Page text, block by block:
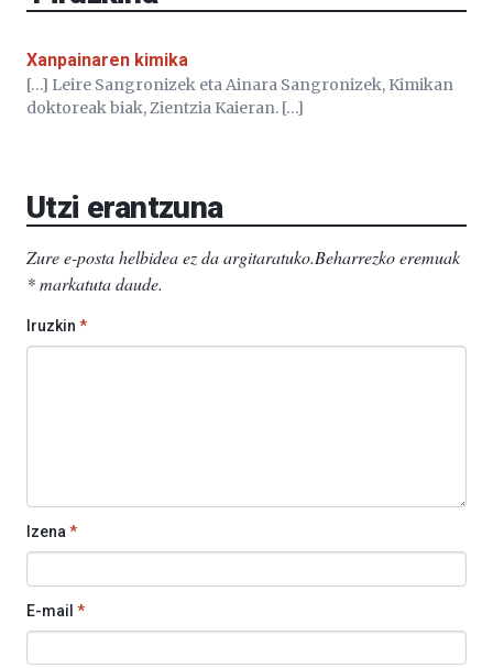
Xanpainaren kimika
[…] Leire Sangronizek eta Ainara Sangronizek, Kimikan
doktoreak biak, Zientzia Kaieran. […]
Utzi erantzuna
Zure e-posta helbidea ez da argitaratuko.Beharrezko eremuak
*markatuta daude.
Iruzkin *
Izena *
E-mail *